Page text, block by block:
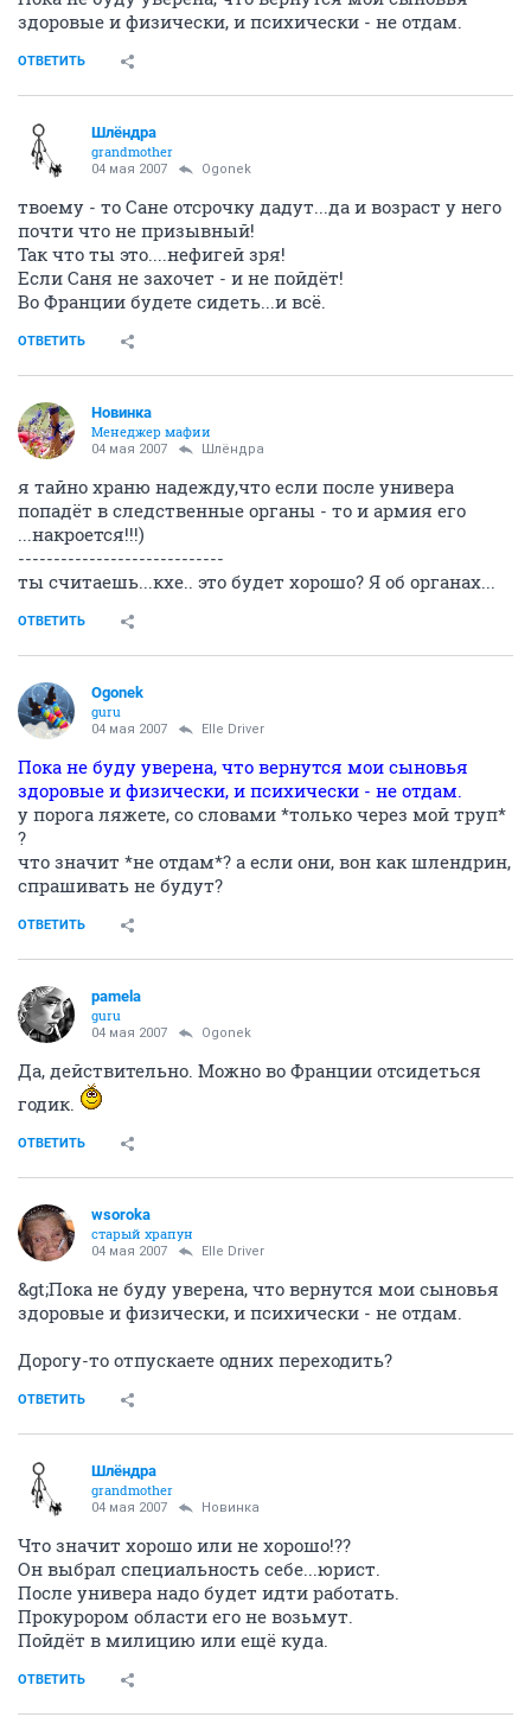
здоровые и физически, и психически - не отдам.
ОТВЕТИТЬ
Шлёндра
grandmother
04 мая 2007 Ogonek
твоему - то Сане отсрочку дадут...да и возраст у него
почти что не призывный!
Так что ты это....нефигей зря!
Если Саня не захочет - и не пойдёт!
Во Франции будете сидеть...и всё.
ОТВЕТИТЬ
Новинка
Менеджер мафии
04 мая 2007 Шлёндра
я тайно храню надежду,что если после универа
попадёт в следственные органы - то и армия его
...накроется!!!)
-----------------------------
ты считаешь...кхе.. это будет хорошо? Я об органах...
ОТВЕТИТЬ
Ogonek
guru
04 мая 2007 Elle Driver
Пока не буду уверена, что вернутся мои сыновья
здоровые и физически, и психически - не отдам.
у порога ляжете, со словами *только через мой труп*
?
что значит *не отдам*? а если они, вон как шлендрин,
спрашивать не будут?
ОТВЕТИТЬ
pamela
guru
04 мая 2007 Ogonek
Да, действительно. Можно во Франции отсидеться
годик.
ОТВЕТИТЬ
wsoroka
старый храпун
04 мая 2007 Elle Driver
&gt;Пока не буду уверена, что вернутся мои сыновья
здоровые и физически, и психически - не отдам.
Дорогу-то отпускаете одних переходить?
ОТВЕТИТЬ
Шлёндра
grandmother
04 мая 2007 Новинка
Что значит хорошо или не хорошо!??
Он выбрал специальность себе...юрист.
После универа надо будет идти работать.
Прокурором области его не возьмут.
Пойдёт в милицию или ещё куда.
ОТВЕТИТЬ